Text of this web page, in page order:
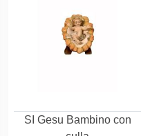
SI Gesu Bambino con